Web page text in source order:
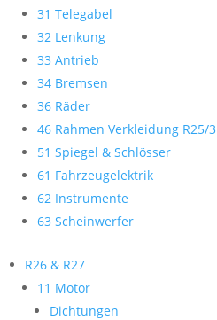
31 Telegabel
32 Lenkung
33 Antrieb
34 Bremsen
36 Räder
46 Rahmen Verkleidung R25/3
51 Spiegel & Schlösser
61 Fahrzeugelektrik
62 Instrumente
63 Scheinwerfer
R26 & R27
11 Motor
Dichtungen